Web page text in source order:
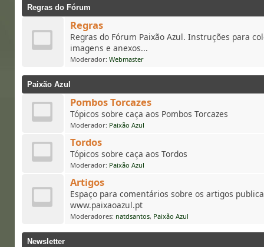
Regras do Fórum
Regras
Regras do Fórum Paixão Azul. Instruções para
imagens e anexos...
Moderador:Webmaster
Paixão Azul
Pombos Torcazes
Tópicos sobre caça aos Pombos Torcazes
Moderador: Paixão Azul
Tordos
Tópicos sobre caça aos Tordos
Moderador: Paixão Azul
Artigos
Espaço para comentários sobre os artigos
www.paixaoazul.pt
Moderadores: natdsantos, Paixão Azul
Newsletter